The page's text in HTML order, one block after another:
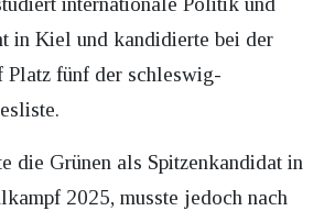
in Kiel und kandidierte bei der
Platz fünf der schleswig-
die Grünen als Spitzenkandidat in
2025, musste jedoch nach